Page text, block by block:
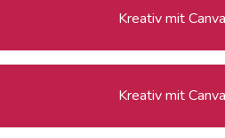
Kreativ mit
Kreativ mit